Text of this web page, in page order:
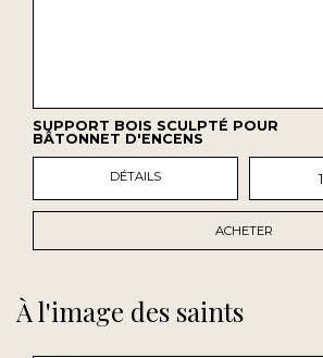
SUPPORT BOIS SCULPTÉ POUR
BÂTONNET D'ENCENS
DÉTAILS 1
ACHETER
À l'image des saints